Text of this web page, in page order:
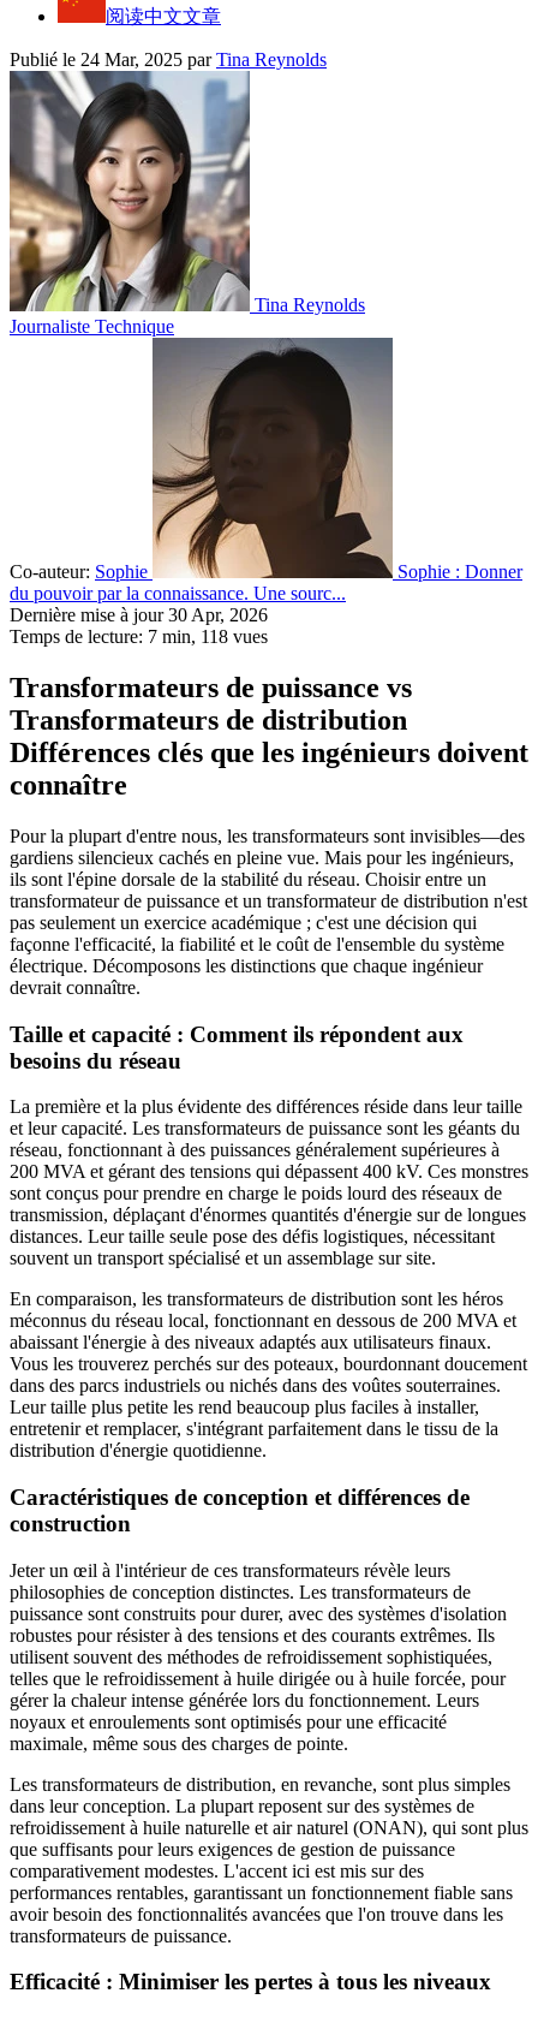
阅读中文文章
Publié le 24 Mar, 2025 parTina Reynolds
Tina Reynolds
Journaliste Technique
Co-auteur: Sophie
Sophie : Donner
du pouvoir par la connaissance. Une sourc...
Dernière mise à jour 30 Apr, 2026
Temps de lecture: 7 min, 118 vues
Transformateurs de puissance vs
Transformateurs de distribution
Différences clés que les ingénieurs doivent
connaître
Pour la plupart d'entre nous, les transformateurs sont invisibles—des
gardiens silencieux cachés en pleine vue. Mais pour les ingénieurs,
ils sont l'épine dorsale de la stabilité du réseau. Choisir entre un
transformateur de puissance et un transformateur de distribution n'est
pas seulement un exercice académique ; c'est une décision qui
façonne l'efficacité, la fiabilité et le coût de l'ensemble du système
électrique. Décomposons les distinctions que chaque ingénieur
devrait connaître.
Taille et capacité : Comment ils répondent aux
besoins du réseau
La première et la plus évidente des différences réside dans leur taille
et leur capacité. Les transformateurs de puissance sont les géants du
réseau, fonctionnant à des puissances généralement supérieures à
200 MVA et gérant des tensions qui dépassent 400 kV. Ces monstres
sont conçus pour prendre en charge le poids lourd des réseaux de
transmission, déplaçant d'énormes quantités d'énergie sur de longues
distances. Leur taille seule pose des défis logistiques, nécessitant
souvent un transport spécialisé et un assemblage sur site.
En comparaison, les transformateurs de distribution sont les héros
méconnus du réseau local, fonctionnant en dessous de 200 MVA et
abaissant l'énergie à des niveaux adaptés aux utilisateurs finaux.
Vous les trouverez perchés sur des poteaux, bourdonnant doucement
dans des parcs industriels ou nichés dans des voûtes souterraines.
Leur taille plus petite les rend beaucoup plus faciles à installer,
entretenir et remplacer, s'intégrant parfaitement dans le tissu de la
distribution d'énergie quotidienne.
Caractéristiques de conception et différences de
construction
Jeter un œil à l'intérieur de ces transformateurs révèle leurs
philosophies de conception distinctes. Les transformateurs de
puissance sont construits pour durer, avec des systèmes d'isolation
robustes pour résister à des tensions et des courants extrêmes. Ils
utilisent souvent des méthodes de refroidissement sophistiquées,
telles que le refroidissement à huile dirigée ou à huile forcée, pour
gérer la chaleur intense générée lors du fonctionnement. Leurs
noyaux et enroulements sont optimisés pour une efficacité
maximale, même sous des charges de pointe.
Les transformateurs de distribution, en revanche, sont plus simples
dans leur conception. La plupart reposent sur des systèmes de
refroidissement à huile naturelle et air naturel (ONAN), qui sont plus
que suffisants pour leurs exigences de gestion de puissance
comparativement modestes. L'accent ici est mis sur des
performances rentables, garantissant un fonctionnement fiable sans
avoir besoin des fonctionnalités avancées que l'on trouve dans les
transformateurs de puissance.
Efficacité : Minimiser les pertes à tous les niveaux